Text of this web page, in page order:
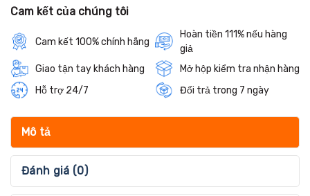
Cam kết của chúng tôi
Cam kết 100% chính hãng
Hoàn tiền 111% nếu hàng
giả
Giao tận tay khách hàng
Mở hộp kiểm tra nhận hàng
Hỗ trợ 24/7
Đổi trả trong 7 ngày
Mô tả
Đánh giá (0)